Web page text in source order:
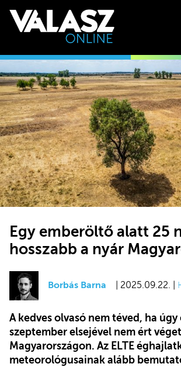
Egy emberöltő alatt 25
hosszabb a nyár
Borbás Barna | 2025.09.22. |
A kedves olvasó nem téved, ha úgy
szeptember elsejével nem ért
Magyarországon. Az ELTE
meteorológusainak alább